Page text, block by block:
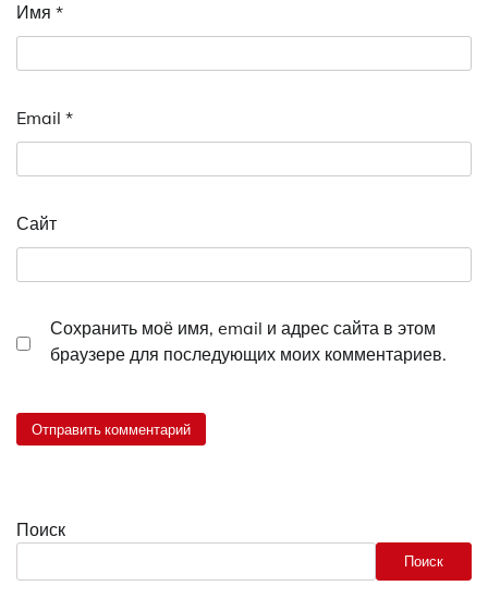
Имя *
Email *
Сайт
Сохранить моё имя, email и адрес сайта в этом
браузере для последующих моих комментариев.
Поиск
Поиск